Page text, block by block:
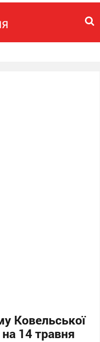
Ковельської
14 травня